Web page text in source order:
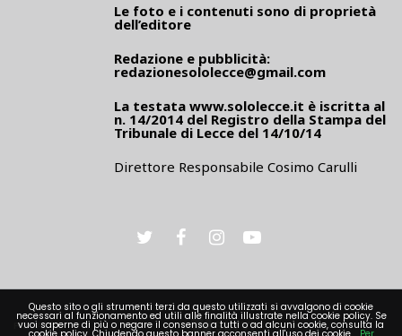
Le foto e i contenuti sono di proprietà
dell’editore
Redazione e pubblicità:
redazionesololecce@gmail.com
La testata www.sololecce.it è iscritta al
n. 14/2014 del Registro della Stampa del
Tribunale di Lecce del 14/10/14
Direttore Responsabile Cosimo Carulli
PRIVACY
Questo sito o gli strumenti terzi da questo utilizzati si avvalgono di cookie
necessari al funzionamento ed utili alle finalità illustrate nella cookie policy. Se
vuoi saperne di più o negare il consenso a tutti o ad alcuni cookie, consulta la